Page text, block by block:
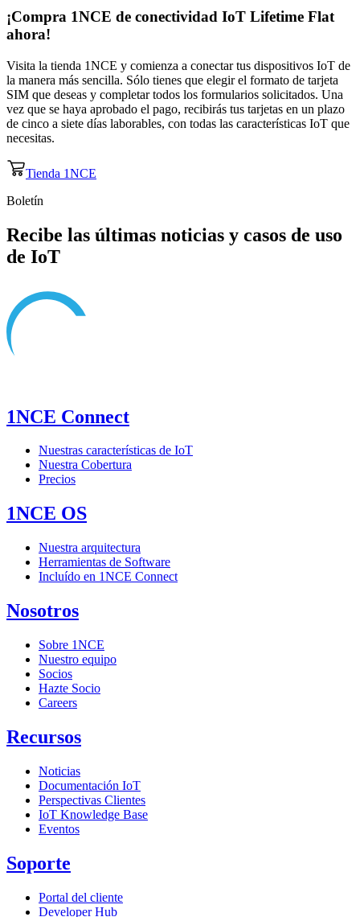
¡Compra 1NCE de conectividad IoT Lifetime Flat
ahora!
Visita la tienda 1NCE y comienza a conectar tus dispositivos IoT de
la manera más sencilla. Sólo tienes que elegir el formato de tarjeta
SIM que deseas y completar todos los formularios solicitados. Una
vez que se haya aprobado el pago, recibirás tus tarjetas en un plazo
de cinco a siete días laborables, con todas las características IoT que
necesitas.
Tienda 1NCE
Boletín
Recibe las últimas noticias y casos de uso
de IoT
1NCE Connect
Nuestras características de IoT
Nuestra Cobertura
Precios
1NCE OS
Nuestra arquitectura
Herramientas de Software
Incluído en 1NCE Connect
Nosotros
Sobre 1NCE
Nuestro equipo
Socios
Hazte Socio
Careers
Recursos
Noticias
Documentación IoT
Perspectivas Clientes
IoT Knowledge Base
Eventos
Soporte
Portal del cliente
Developer Hub